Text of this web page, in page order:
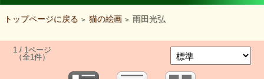
トップページに戻る > 猫の絵画 > 雨田光弘
1 / 1ページ
（全1件）